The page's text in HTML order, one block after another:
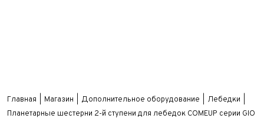
Главная Магазин Дополнительное оборудование
Лебедки
Планетарные шестерни 2-й ступени для лебедок COMEUP серии GIO